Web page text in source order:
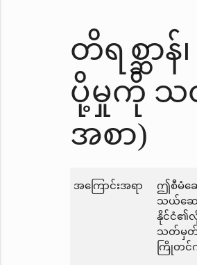
တိရစ္ဆာန်
ပို့မှုကို သ
အစာ)
အကြောင်းအရာ
ဤစီမံဆ
သယ်ဆော
နိုင်ငံ၏လို
သတ်မှတ်ထ
ကြိုတင်